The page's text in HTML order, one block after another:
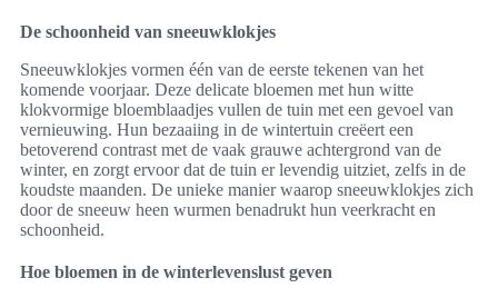
De schoonheid van sneeuwklokjes
Sneeuwklokjes vormen één van de eerste tekenen van het
komende voorjaar. Deze delicate bloemen met hun witte
klokvormige bloemblaadjes vullen de tuin met een gevoel van
vernieuwing. Hun bezaaiing in de wintertuin creëert een
betoverend contrast met de vaak grauwe achtergrond van de
winter, en zorgt ervoor dat de tuin er levendig uitziet, zelfs in de
koudste maanden. De unieke manier waarop sneeuwklokjes zich
door de sneeuw heen wurmen benadrukt hun veerkracht en
schoonheid.
Hoe bloemen in de winterlevenslust geven